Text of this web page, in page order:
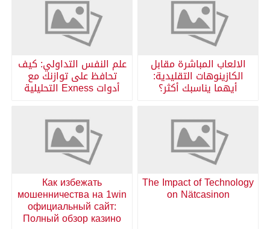
الالعاب المباشرة مقابل
الكازينوهات التقليدية:
أيهما يناسبك أكثر؟
علم النفس التداولي: كيف
تحافظ على توازنك مع
أدوات Exness التحليلية
The Impact of Technology
on Nätcasinon
Как избежать
мошенничества на 1win
официальный сайт:
Полный обзор казино